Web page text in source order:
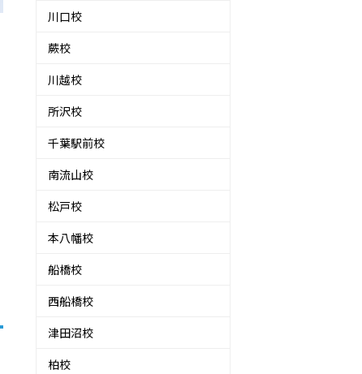
川口校
蕨校
川越校
所沢校
千葉駅前校
南流山校
松戸校
本八幡校
船橋校
西船橋校
津田沼校
柏校